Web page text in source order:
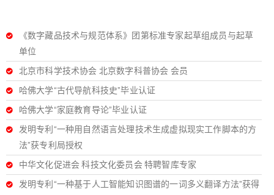
《数字藏品技术与规范体系》团第标准专家起草组成员与起草
单位
北京市科学技术协会 北京数字科普协会 会员
哈佛大学“古代导航科技史”毕业认证
哈佛大学“家庭教育导论”毕业认证
发明专利“一种用自然语言处理技术生成虚拟现实工作脚本的方
法”获专利局授权
中华文化促进会 科技文化委员会 特聘智库专家
发明专利“一种基于人工智能知识图谱的一词多义翻译方法”获得